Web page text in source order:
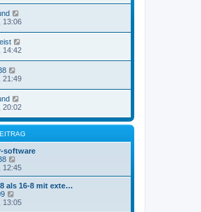
13:06
14:42
21:49
20:02
software
e
u
e
t
12:45
als 16-8 mit exte…
e
13:05